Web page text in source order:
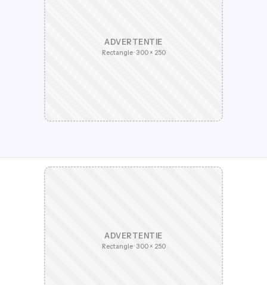
ADVERTENTIE
Rectangle · 300 × 250
ADVERTENTIE
Rectangle · 300 × 250